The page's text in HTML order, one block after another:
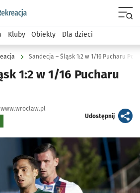
podserwis: Sport i rekreacja
Kluby Obiekty Dla dzieci
Sandecja – Śląsk 1:2 w 1/16 Pucharu
1:2 w 1/16 Pucharu
www.wroclaw.pl
Udostępnijartykuł